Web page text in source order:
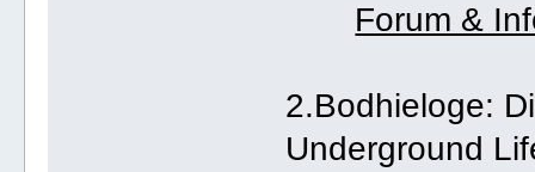
Forum &
2.Bodhieloge:
Underground